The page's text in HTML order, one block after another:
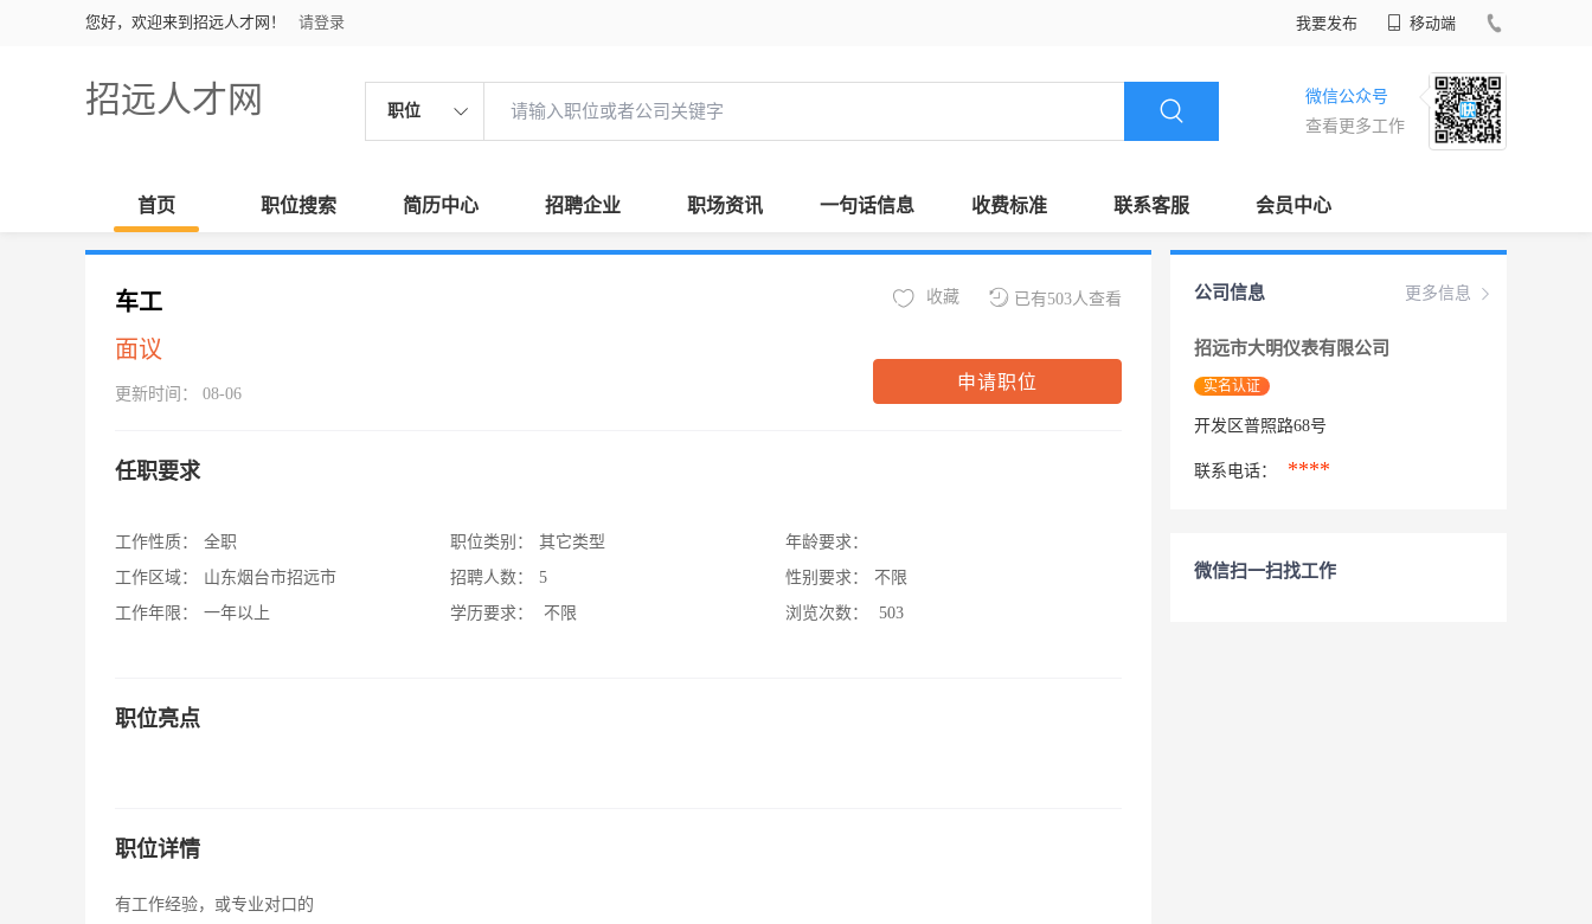
您好，欢迎来到招远人才网！ 请登录 我要发布 移动端
招远人才网 职位
微信公众号
查看更多工作
首页 职位搜索 简历中心 招聘企业 职场资讯 一句话信息 收费标准 联系客服 会员中心
车工
面议
更新时间： 08-06
已有503人查看
收藏
申请职位
任职要求
工作性质：
全职
工作区域：
山东烟台市招远市
工作年限：
一年以上
职位类别：
其它类型
招聘人数：
5
学历要求：
不限
年龄要求：
性别要求：
不限
浏览次数：
503
职位亮点
职位详情
有工作经验，或专业对口的
更多信息
公司信息
招远市大明仪表有限公司
实名认证
开发区普照路68号
联系电话： ****
微信扫一扫找工作